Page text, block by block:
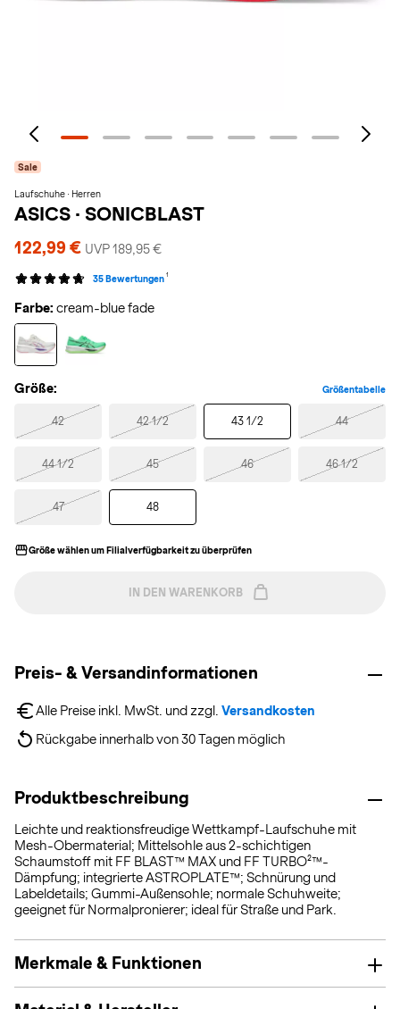
Sale
Laufschuhe · Herren
ASICS · SONICBLAST
122,99 € UVP 189,95 €
35 Bewertungen 1
Farbe: cream-blue fade
Größe: Größentabelle
42 42 1/2 43 1/2 44
44 1/2 45 46 46 1/2
47 48
Größe wählen um Filialverfügbarkeit zu überprüfen
IN DEN WARENKORB
Preis- & Versandinformationen
Alle Preise inkl. MwSt. und zzgl. Versandkosten
Rückgabe innerhalb von 30 Tagen möglich
Produktbeschreibung
Leichte und reaktionsfreudige Wettkampf-Laufschuhe mit
Mesh-Obermaterial; Mittelsohle aus 2-schichtigen
Schaumstoff mit FF BLAST™ MAX und FF TURBO²™-
Dämpfung; integrierte ASTROPLATE™; Schnürung und
Labeldetails; Gummi-Außensohle; normale Schuhweite;
geeignet für Normalpronierer; ideal für Straße und Park.
Merkmale & Funktionen